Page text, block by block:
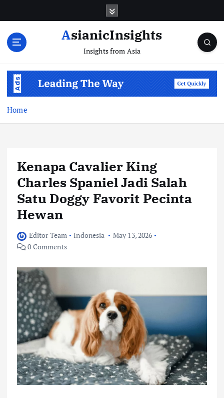
AsianicInsights
Insights from Asia
Home
Kenapa Cavalier King
Charles Spaniel Jadi Salah
Satu Doggy Favorit Pecinta
Hewan
Editor Team Indonesia
May 13, 2026
0 Comments